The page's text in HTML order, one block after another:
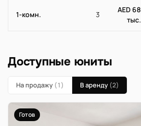
1-комн. 3
AED 68
тыс.
Доступные юниты
На продажу (1) В аренду (2)
Готов